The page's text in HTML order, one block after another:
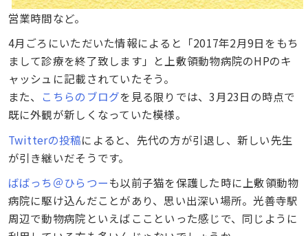
営業時間など。
4月ごろにいただいた情報によると「2017年2月9日をもち
まして診療を終了致します」と上敷領動物病院のHPのキ
ャッシュに記載されていたそう。
また、
こちらのブログを見る限りでは、3月23日の時点で
既に外観が新しくなっていた模様。
Twitterの投稿によると、先代の方が引退し、新しい先生
が引き継いだそうです。
ばばっち＠ひらつーも以前子猫を保護した時に上敷領動物
病院に駆け込んだことがあり、思い出深い場所。光善寺駅
周辺で動物病院といえばここといった感じで、同じように